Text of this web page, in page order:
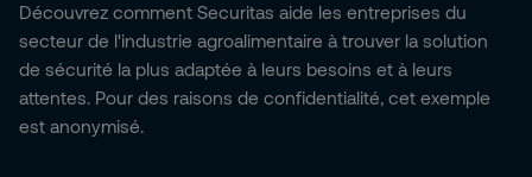
Découvrez comment Securitas aide les entreprises du
secteur de l'industrie agroalimentaire à trouver la solution
de sécurité la plus adaptée à leurs besoins et à leurs
attentes. Pour des raisons de confidentialité, cet exemple
est anonymisé.